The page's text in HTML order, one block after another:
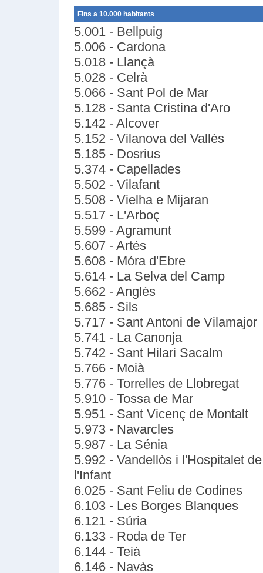
Fins a 10.000 habitants
5.001 - Bellpuig
5.006 - Cardona
5.018 - Llançà
5.028 - Celrà
5.066 - Sant Pol de Mar
5.128 - Santa Cristina d'Aro
5.142 - Alcover
5.152 - Vilanova del Vallès
5.185 - Dosrius
5.374 - Capellades
5.502 - Vilafant
5.508 - Vielha e Mijaran
5.517 - L'Arboç
5.599 - Agramunt
5.607 - Artés
5.608 - Móra d'Ebre
5.614 - La Selva del Camp
5.662 - Anglès
5.685 - Sils
5.717 - Sant Antoni de Vilamajor
5.741 - La Canonja
5.742 - Sant Hilari Sacalm
5.766 - Moià
5.776 - Torrelles de Llobregat
5.910 - Tossa de Mar
5.951 - Sant Vicenç de Montalt
5.973 - Navarcles
5.987 - La Sénia
5.992 - Vandellòs i l'Hospitalet de
l'Infant
6.025 - Sant Feliu de Codines
6.103 - Les Borges Blanques
6.121 - Súria
6.133 - Roda de Ter
6.144 - Teià
6.146 - Navàs